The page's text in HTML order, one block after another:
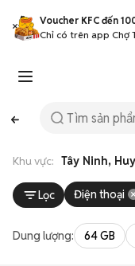
Voucher KFC đến
Chỉ có trên app Chợ
Khu vực: Tây Ninh,
Lọc Điện thoại
Dung lượng: 64 GB